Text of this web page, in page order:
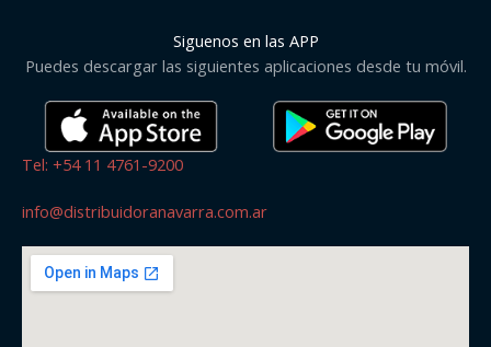
Siguenos en las APP
Puedes descargar las siguientes aplicaciones desde tu móvil.
Tel: +54 11 4761-9200
info@distribuidoranavarra.com.ar